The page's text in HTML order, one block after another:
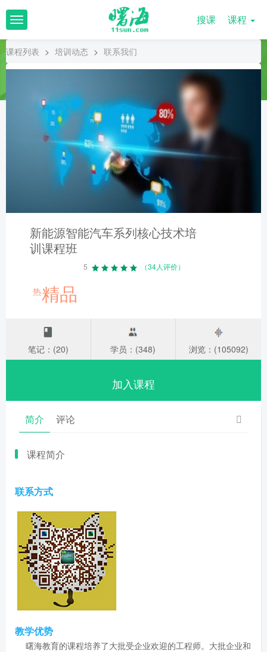
T
o
g
l
搜课 课程
课程列表 > 培训动态 > 联系我们
新能源智能汽车系列核心技术培
训课程班
5 （34人评价）
热精品
笔记：(20) 学员：(348) 浏览：(105092)
加入课程
简介 评论
课程简介
联系方式
教学优势
曙海教育的课程培养了大批受企业欢迎的工程师。大批企业和